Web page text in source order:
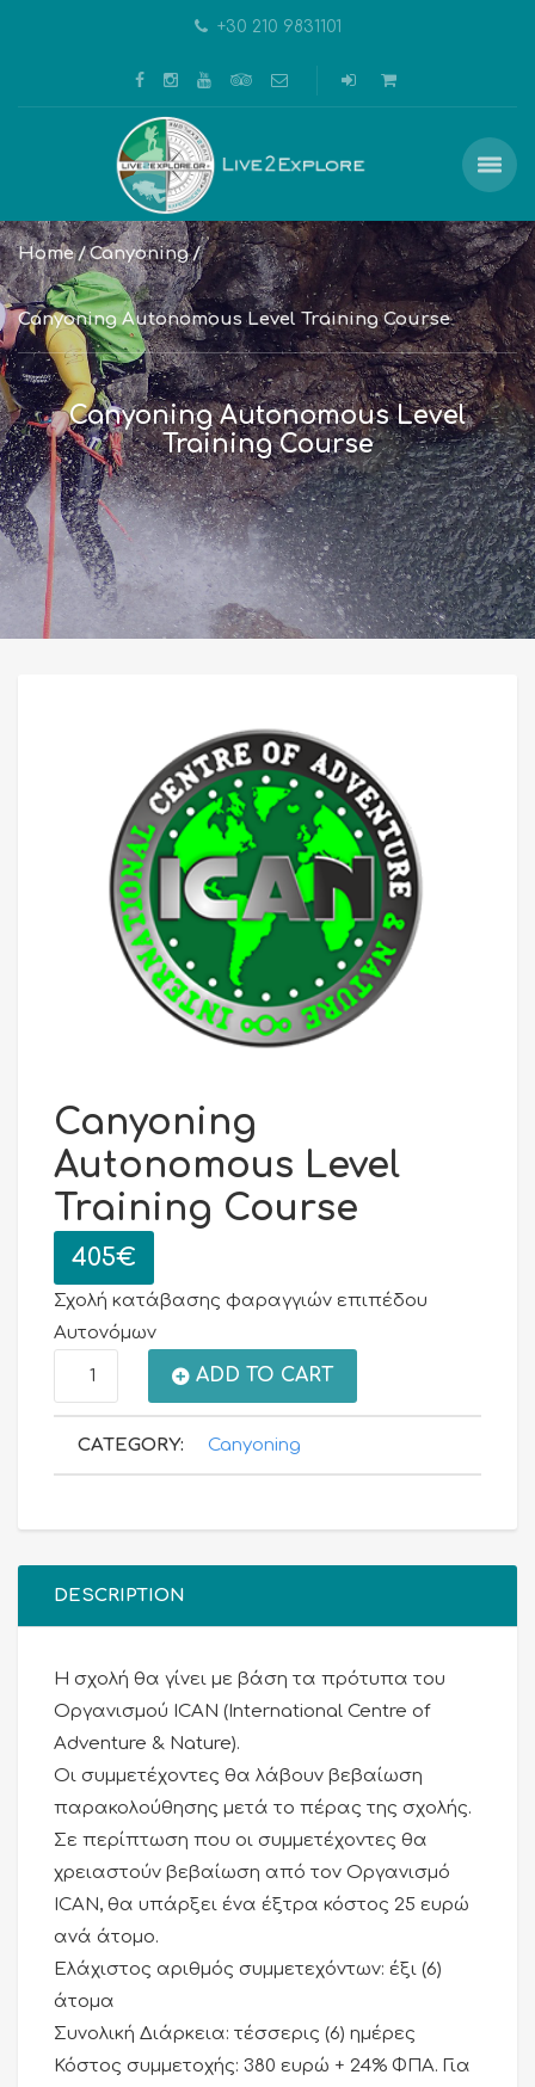
+30 210 9831101
Home Canyoning
Canyoning Autonomous Level Training Course
Canyoning Autonomous Level
Training Course
Canyoning
Autonomous Level
Training Course
405€
Σχολή κατάβασης φαραγγιών επιπέδου
Αυτονόμων
Canyoning
Level
Training
Course
ADD TO CART
CATEGORY: Canyoning
DESCRIPTION
Η σχολή θα γίνει με βάση τα πρότυπα του
Οργανισμού ICAN (International Centre of
Adventure & Nature).
Οι συμμετέχοντες θα λάβουν βεβαίωση
παρακολούθησης μετά το πέρας της σχολής.
Σε περίπτωση που οι συμμετέχοντες θα
χρειαστούν βεβαίωση από τον Οργανισμό
ICAN, θα υπάρξει ένα έξτρα κόστος 25 ευρώ
ανά άτομο.
Ελάχιστος αριθμός συμμετεχόντων: έξι (6)
άτομα
Συνολική Διάρκεια: τέσσερις (6) ημέρες
Κόστος συμμετοχής: 380 ευρώ + 24% ΦΠΑ. Για